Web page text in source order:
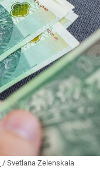
/ Svetlana Zelenskaia